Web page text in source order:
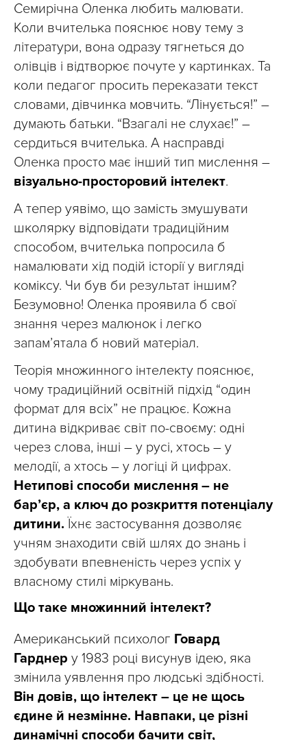
Семирічна Оленка любить малювати.
Коли вчителька пояснює нову тему з
літератури, вона одразу тягнеться до
олівців і відтворює почуте у картинках. Та
коли педагог просить переказати текст
словами, дівчинка мовчить. “Лінується!” –
думають батьки. “Взагалі не слухає!” –
сердиться вчителька. А насправді
Оленка просто має інший тип мислення –
візуально-просторовий інтелект.
А тепер уявімо, що замість змушувати
школярку відповідати традиційним
способом, вчителька попросила б
намалювати хід подій історії у вигляді
коміксу. Чи був би результат іншим?
Безумовно! Оленка проявила б свої
знання через малюнок і легко
запам’ятала б новий матеріал.
Теорія множинного інтелекту пояснює,
чому традиційний освітній підхід “один
формат для всіх” не працює. Кожна
дитина відкриває світ по-своєму: одні
через слова, інші – у русі, хтось – у
мелодії, а хтось – у логіці й цифрах.
Нетипові способи мислення – не
бар’єр, а ключ до розкриття потенціалу
дитини. Їхнє застосування дозволяє
учням знаходити свій шлях до знань і
здобувати впевненість через успіх у
власному стилі міркувань.
Що таке множинний інтелект?
Американський психолог Говард
Гарднер у 1983 році висунув ідею, яка
змінила уявлення про людські здібності.
Він довів, що інтелект – це не щось
єдине й незмінне. Навпаки, це різні
динамічні способи бачити світ,